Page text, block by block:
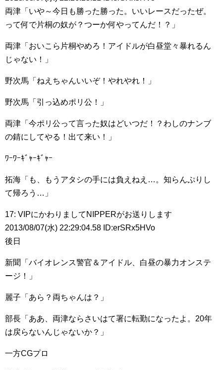
両津「いや～今日も勝った勝った。いいレースだったぜ。
って何で片桐の奴が？つーか何やってんだ！？」
両津「おいこら片桐やめろ！アイドルが白昼堂々暴れるん
じゃない！」
野次馬「ねえちゃんいいぞ！やれやれ！」
野次馬「引っ込めポリ公！」
両津「今ポリ公って言った奴はどいつだ！？わしのナンブ
の錆にしてやる！出て来い！」
ﾜｰﾜｰｷﾞｬｰｷﾞｬｰ
拓海「も、もうアタシの手には負えねえ…。知らんぷりし
て帰ろう…」
17: VIPにかわりましてNIPPERがお送りします
2013/08/07(水) 22:29:04.58 ID:erSRx5HVo
後日
新聞「バイオレンス警官＆アイドル、白昼の暴力オンステ
ージ！」
麗子「あら？両ちゃんは？」
部長「ああ、両津ならさいはて署に転勤になったよ。20年
は戻らないんじゃないか？」
一方CGプロ